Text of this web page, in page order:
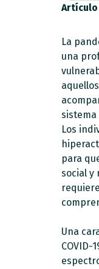
Artículo
La
una
sistema
Los
para
social y
Una